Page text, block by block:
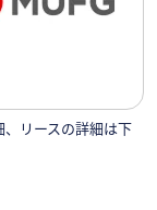
リースの詳細は下